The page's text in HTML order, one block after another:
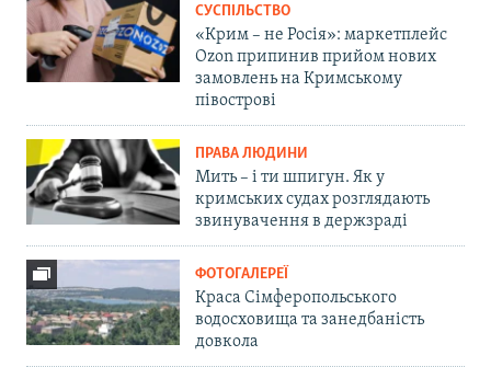
СУСПІЛЬСТВО
«Крим – не Росія»: маркетплейс
Ozon припинив прийом нових
замовлень на Кримському
півострові
ПРАВА ЛЮДИНИ
Мить – і ти шпигун. Як у
кримських судах розглядають
звинувачення в держзраді
ФОТОГАЛЕРЕЇ
Краса Сімферопольського
водосховища та занедбаність
довкола